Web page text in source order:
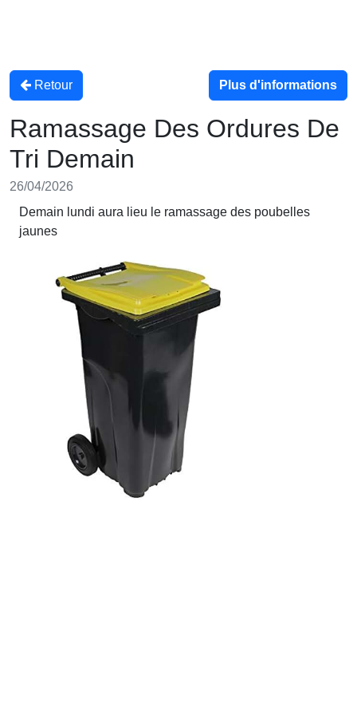
Retour Plus d'informations
Ramassage Des Ordures De
Tri Demain
26/04/2026
Demain lundi aura lieu le ramassage des poubelles
jaunes